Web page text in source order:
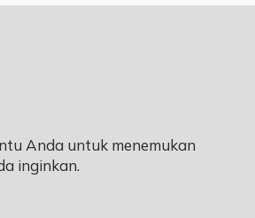
Anda untuk menemukan
inginkan.